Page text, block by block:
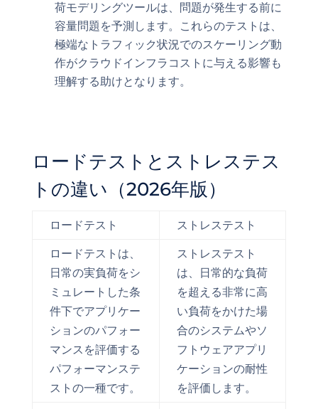
荷モデリングツールは、問題が発生する前に
容量問題を予測します。これらのテストは、
極端なトラフィック状況でのスケーリング動
作がクラウドインフラコストに与える影響も
理解する助けとなります。
ロードテストとストレステス
トの違い（2026年版）
ロードテスト ストレステスト
ロードテストは、
日常の実負荷をシ
ミュレートした条
件下でアプリケー
ションのパフォー
マンスを評価する
パフォーマンステ
ストの一種です。
ストレステスト
は、日常的な負荷
を超える非常に高
い負荷をかけた場
合のシステムやソ
フトウェアアプリ
ケーションの耐性
を評価します。